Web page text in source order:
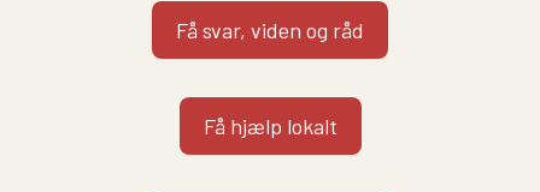
Få svar, viden og råd
Få hjælp lokalt